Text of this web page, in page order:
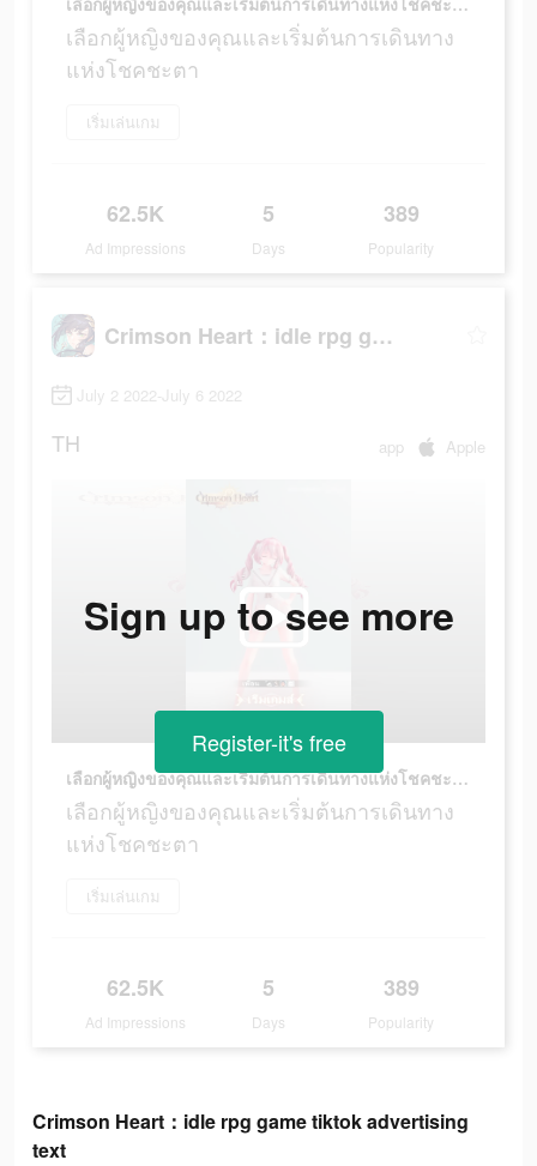
เลือกผู้หญิงของคุณและเริ่มต้นการเดินทางแห่งโชคชะตา
เลือกผู้หญิงของคุณและเริ่มต้นการเดินทาง
แห่งโชคชะตา
เริ่มเล่นเกม
62.5K
Ad Impressions
5
Days
389
Popularity
Crimson Heart：idle rpg game
July 2 2022-July 6 2022
TH app Apple
เลือกผู้หญิงของคุณและเริ่มต้นการเดินทางแห่งโชคชะตา
เลือกผู้หญิงของคุณและเริ่มต้นการเดินทาง
แห่งโชคชะตา
เริ่มเล่นเกม
62.5K
Ad Impressions
5
Days
389
Popularity
Sign up to see more
Register-it's free
Crimson Heart：idle rpg game tiktok advertising
text